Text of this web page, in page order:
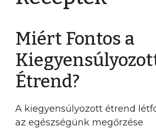
Miért Fontos a
Étrend?
A kiegyensúlyozott étrend
az egészségünk megőrzése